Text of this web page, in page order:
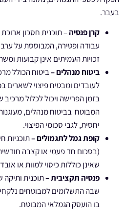
בעבר.
קרן פנסיה– תוכנית חסכון
עבודה ופטירה, המבוססת על
זכויות העמיתים אינן קבועות
ביטוח מנהלים –ביטוח הכולל
לעובדים ומבטיח פיצוי לשארים
בזמן הפרישה ויכול לכלול מרכיב
המבוטח בביטוח מנהלים,
יחסית, לגבי סכומי הפיצוי.
קופת גמל לתגמולים –תוכניות
(בסכום חד פעמי או קצבה
שאינן כוללות כיסוי למוות או
פנסיה תקציבית –תוכנית
שבה התשלומים למבוטחים
בו הועסק הגמלאי המבוטח.